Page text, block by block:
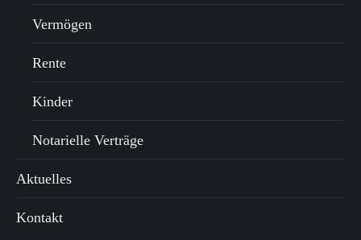
Vermögen
Rente
Kinder
Notarielle Verträge
Aktuelles
Kontakt